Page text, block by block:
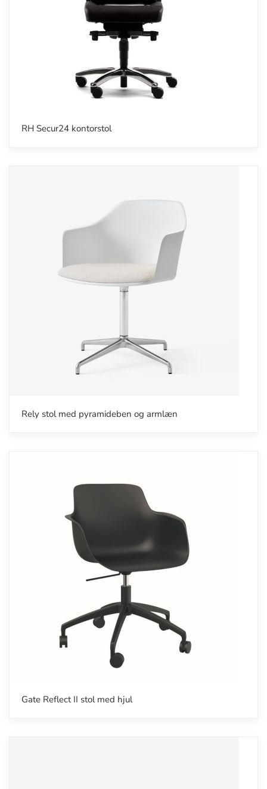
RH Secur24 kontorstol
Rely stol med pyramideben og armlæn
Gate Reflect II stol med hjul